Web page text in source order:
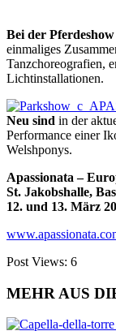
Bei der
einmaliges
Tanzchoreografien,
Lichtinstallationen.
Neu sind in der
Performance einer
Welshponys.
Apassionata –
St. Jakobshalle,
12. und 13. März
Post Views: 6
MEHR AUS